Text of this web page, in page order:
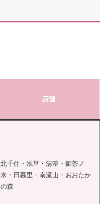
店舗
北千住・浅草・清澄・御茶ノ
水・日暮里・南流山・おおたか
の森